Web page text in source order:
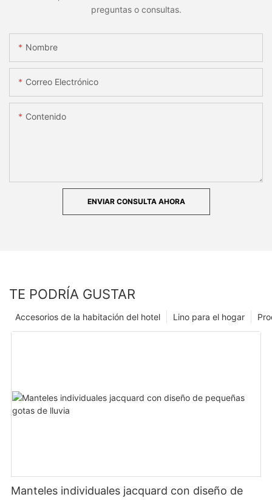
preguntas o consultas.
Nombre
Correo Electrónico
Contenido
ENVIAR CONSULTA AHORA
TE PODRÍA GUSTAR
Lino para el hogar
Accesorios de la habitación del hotel
Manteles individuales jacquard con diseño de